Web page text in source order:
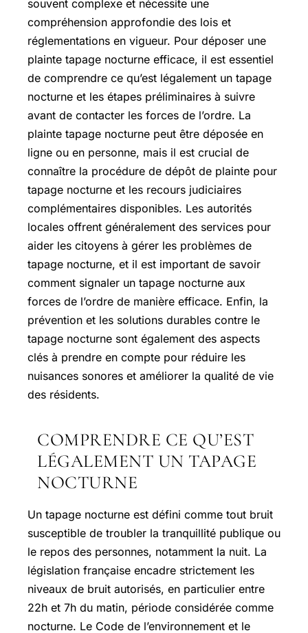
souvent complexe et nécessite une
compréhension approfondie des lois et
réglementations en vigueur. Pour déposer une
plainte tapage nocturne efficace, il est essentiel
de comprendre ce qu’est légalement un tapage
nocturne et les étapes préliminaires à suivre
avant de contacter les forces de l’ordre. La
plainte tapage nocturne peut être déposée en
ligne ou en personne, mais il est crucial de
connaître la procédure de dépôt de plainte pour
tapage nocturne et les recours judiciaires
complémentaires disponibles. Les autorités
locales offrent généralement des services pour
aider les citoyens à gérer les problèmes de
tapage nocturne, et il est important de savoir
comment signaler un tapage nocturne aux
forces de l’ordre de manière efficace. Enfin, la
prévention et les solutions durables contre le
tapage nocturne sont également des aspects
clés à prendre en compte pour réduire les
nuisances sonores et améliorer la qualité de vie
des résidents.
COMPRENDRE CE QU’EST
LÉGALEMENT UN TAPAGE
NOCTURNE
Un tapage nocturne est défini comme tout bruit
susceptible de troubler la tranquillité publique ou
le repos des personnes, notamment la nuit. La
législation française encadre strictement les
niveaux de bruit autorisés, en particulier entre
22h et 7h du matin, période considérée comme
nocturne. Le Code de l’environnement et le